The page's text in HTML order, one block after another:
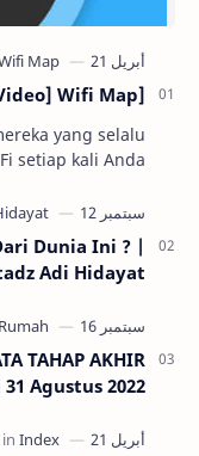
[Video] Wifi Map
yang selalu
setiap kali Anda
Dunia Ini ? |
Adi Hidayat
TAHAP AKHIR
Agustus 2022